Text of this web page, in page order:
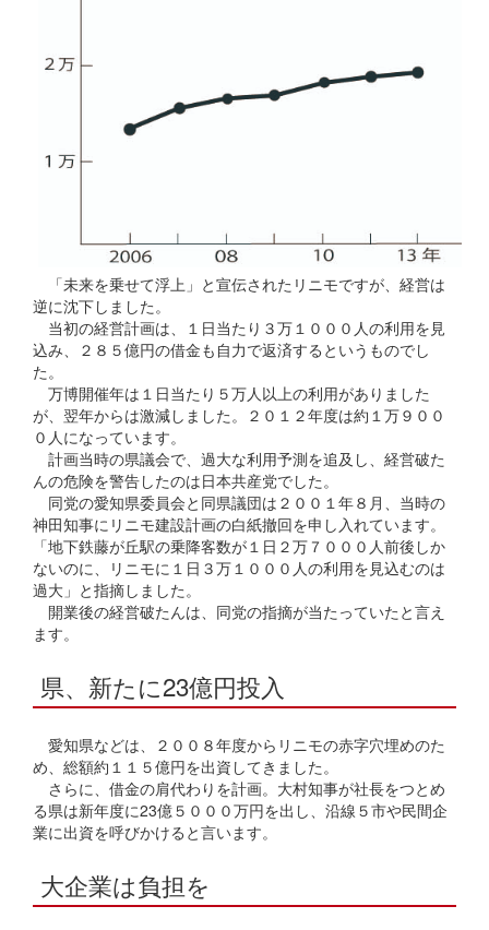
「未来を乗せて浮上」と宣伝されたリニモですが、経営は
逆に沈下しました。
当初の経営計画は、１日当たり３万１０００人の利用を見
込み、２８５億円の借金も自力で返済するというものでし
た。
万博開催年は１日当たり５万人以上の利用がありました
が、翌年からは激減しました。２０１２年度は約１万９００
０人になっています。
計画当時の県議会で、過大な利用予測を追及し、経営破た
んの危険を警告したのは日本共産党でした。
同党の愛知県委員会と同県議団は２００１年８月、当時の
神田知事にリニモ建設計画の白紙撤回を申し入れています。
「地下鉄藤が丘駅の乗降客数が１日２万７０００人前後しか
ないのに、リニモに１日３万１０００人の利用を見込むのは
過大」と指摘しました。
開業後の経営破たんは、同党の指摘が当たっていたと言え
ます。
県、新たに23億円投入
愛知県などは、２００８年度からリニモの赤字穴埋めのた
め、総額約１１５億円を出資してきました。
さらに、借金の肩代わりを計画。大村知事が社長をつとめ
る県は新年度に23億５０００万円を出し、沿線５市や民間企
業に出資を呼びかけると言います。
大企業は負担を